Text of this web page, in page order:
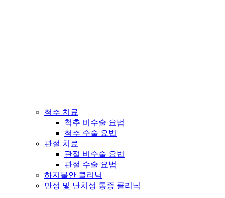
척추 치료
척추 비수술 요법
척추 수술 요법
관절 치료
관절 비수술 요법
관절 수술 요법
하지불안 클리닉
만성 및 난치성 통증 클리닉